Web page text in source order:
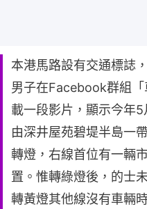
本港馬路設有交通標誌
男子在Facebook群組
載一段影片，顯示今年
由深井屋苑碧堤半島一
轉燈，右線首位有一輛
置。惟轉綠燈後，的士
轉黃燈其他線沒有車輛